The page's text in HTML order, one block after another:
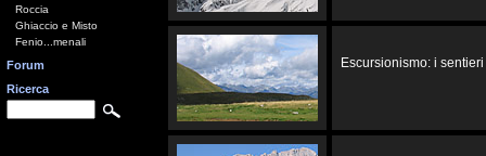
Roccia
Ghiaccio e Misto
Fenio...menali
Forum
Ricerca
Escursionismo: i